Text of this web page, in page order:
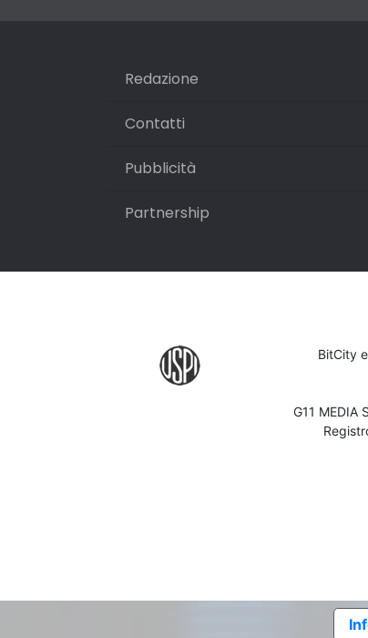
Redazione
Contatti
Pubblicità
Partnership
BitCity
G11 MEDIA